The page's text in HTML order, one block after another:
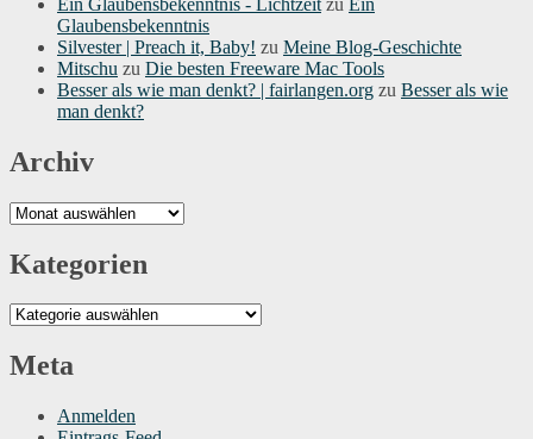
Glaubensbekenntnis
Silvester | Preach it, Baby! zu Meine Blog-Geschichte
Mitschu zu Die besten Freeware Mac Tools
Besser als wie man denkt? | fairlangen.org zu Besser als wie
man denkt?
Archiv
Archiv
Kategorien
Kategorien
Meta
Anmelden